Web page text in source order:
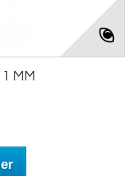
MM